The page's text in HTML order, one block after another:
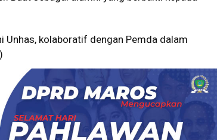
Unhas, kolaboratif dengan Pemda dalam